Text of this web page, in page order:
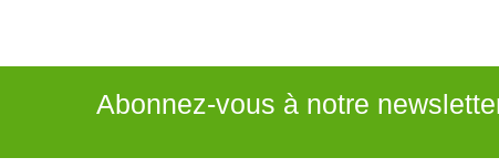
Abonnez-vous à notre